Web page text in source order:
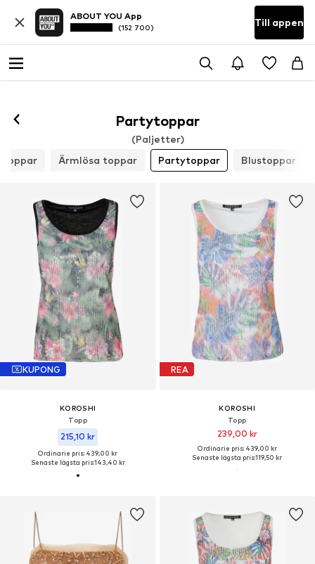
ABOUT YOU App
(152 700) Till appen
Partytoppar
(Paljetter)
Ärmlösa toppar Partytoppar Blustoppar
KUPONG
KOROSHI
Topp
215,10 kr
Ordinarie pris: 439,00 kr
Senaste lägsta pris:143,40 kr
REA
KOROSHI
Topp
239,00 kr
Ordinarie pris: 439,00 kr
Senaste lägsta pris:119,50 kr